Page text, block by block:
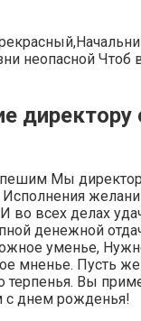
неопасной Чтоб
директору
Мы
во всех делах
денежной
уменье,
мненье. Пусть
терпенья. Вы
с днем рожденья!